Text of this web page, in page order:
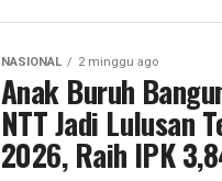
NASIONAL 2 minggu ago
Anak Buruh
NTT Jadi Lulusan
2026, Raih IPK